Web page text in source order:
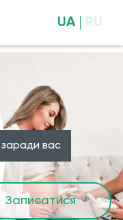
UA RU
вас
Записатися